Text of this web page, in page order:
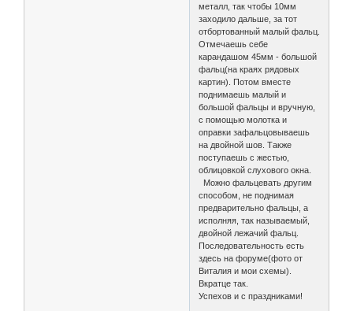
металл, так чтобы 10мм
заходило дальше, за тот
отбортованный малый фальц.
Отмечаешь себе
карандашом 45мм - большой
фальц(на краях рядовых
картин). Потом вместе
поднимаешь малый и
большой фальцы и вручную,
с помощью молотка и
оправки зафальцовываешь
на двойной шов. Также
поступаешь с жестью,
облицовкой слухового окна.
Можно фальцевать другим
способом, не поднимая
предварительно фальцы, а
исполняя, так называемый,
двойной лежачий фальц.
Последовательность есть
здесь на форуме(фото от
Виталия и мои схемы).
Вкратце так.
Успехов и с праздниками!